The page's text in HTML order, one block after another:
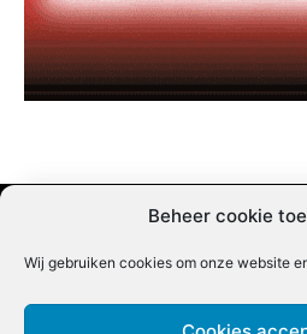
Beheer cookie
Wij gebruiken cookies om onze website
Nieuwsbrief inschrijven |